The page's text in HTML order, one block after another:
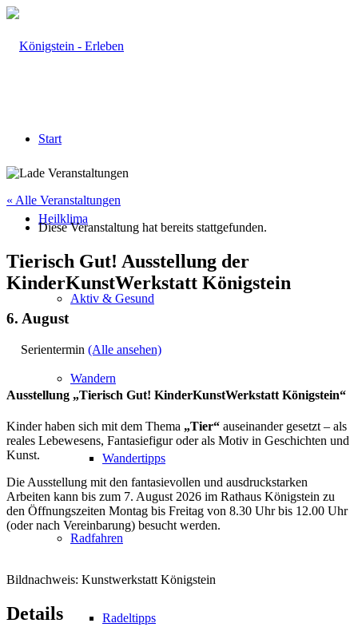
Start
Heilklima
Aktiv & Gesund
Wandern
Wandertipps
Radfahren
Radeltipps
« Alle Veranstaltungen
Diese Veranstaltung hat bereits stattgefunden.
Tierisch Gut! Ausstellung der
KinderKunstWerkstatt Königstein
6. August
Serientermin (Alle ansehen)
Ausstellung „Tierisch Gut! KinderKunstWerkstatt Königstein“
Kinder haben sich mit dem Thema „Tier“ auseinander gesetzt – als
reales Lebewesens, Fantasiefigur oder als Motiv in Geschichten und
Kunst.
Die Ausstellung mit den fantasievollen und ausdruckstarken
Arbeiten kann bis zum 7. August 2026 im Rathaus Königstein zu
den Öffnungszeiten Montag bis Freitag von 8.30 Uhr bis 12.00 Uhr
(oder nach Vereinbarung) besucht werden.
Bildnachweis: Kunstwerkstatt Königstein
Details